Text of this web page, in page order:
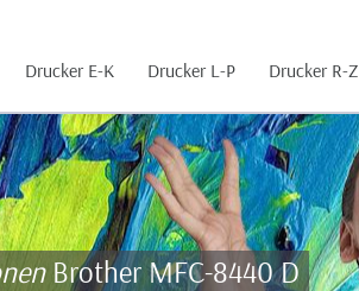
Drucker E-K Drucker L-P Drucker R-Z
Brother MFC-8440 D